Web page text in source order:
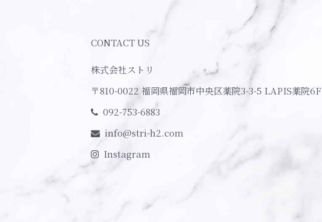
CONTACT US
株式会社ストリ
〒810-0022 福岡県福岡市中央区薬院3-3-5 LAPIS薬院6F
092-753-6883
info@stri-h2.com
Instagram